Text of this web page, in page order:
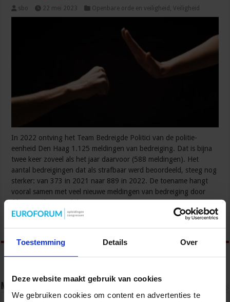
Toestemming Details Over
Deze website maakt gebruik van cookies
We gebruiken cookies om content en advertenties te
sbo 22 mei 2023 Openbare orde en veiligheid ,Veiligheid
In 2022 ontving het Team Bedreigde Politici van de politie-
eenheid Den Haag 1.125 meldingen van bedreiging. Dat is bijna
twee keer zoveel als het jaar daarvoor (588 meldingen). Het
aantal bedreigingen dat als strafbaar werd beoordeeld, steeg nog
sterker: van 373 in 2021 naar 889 in 2022. De toename hangt
vooral samen met veel nieuwe meldingen van bedreiging door
één Tweede Kamerlid. …
Nieuwsbrief